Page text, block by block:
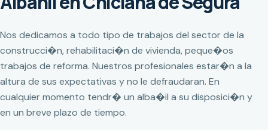
Nos dedicamos a todo tipo de trabajos del sector de la
construcci�n, rehabilitaci�n de vivienda, peque�os
trabajos de reforma. Nuestros profesionales estar�n a la
altura de sus expectativas y no le defraudaran. En
cualquier momento tendr� un alba�il a su disposici�n y
en un breve plazo de tiempo.